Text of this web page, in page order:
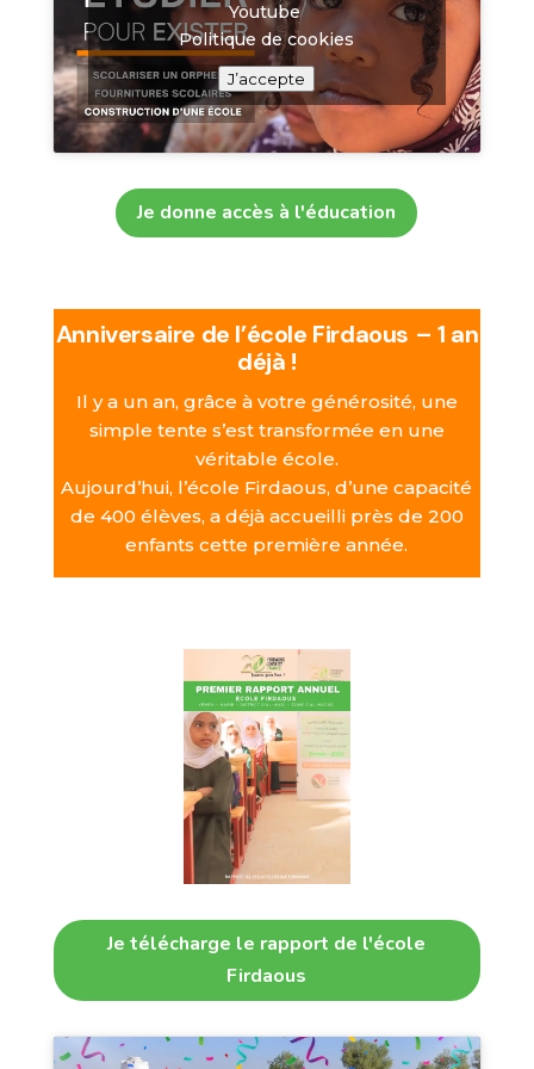
JE FAIS UN DON
Youtube
Politique de cookies
J’accepte
Je donne accès à l'éducation
Anniversaire de l’école Firdaous – 1 an
déjà !
Il y a un an, grâce à votre générosité, une
simple tente s’est transformée en une
véritable école.
Aujourd’hui, l’école Firdaous, d’une capacité
de 400 élèves, a déjà accueilli près de 200
enfants cette premièreannée.
Je télécharge le rapport de l'école
Firdaous